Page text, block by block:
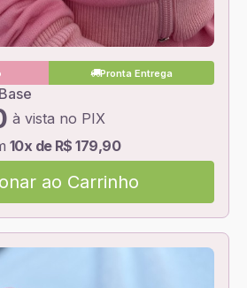
Pronta Entrega
à vista no PIX
10x de R$ 179,90
ao Carrinho